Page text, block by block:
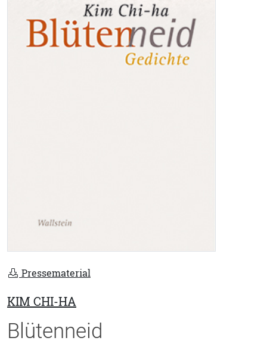
Pressematerial
KIM CHI-HA
Blütenneid